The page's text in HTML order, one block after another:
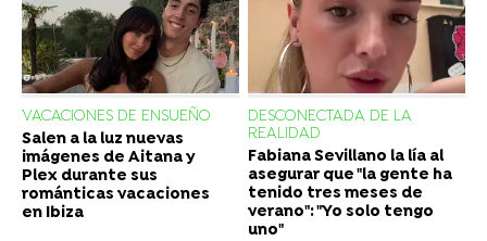
VACACIONES DE ENSUEÑO
Salen a la luz nuevas
imágenes de Aitana y
Plex durante sus
románticas vacaciones
en Ibiza
DESCONECTADA DE LA
REALIDAD
Fabiana Sevillano la lía al
asegurar que "la gente ha
tenido tres meses de
verano": "Yo solo tengo
uno"